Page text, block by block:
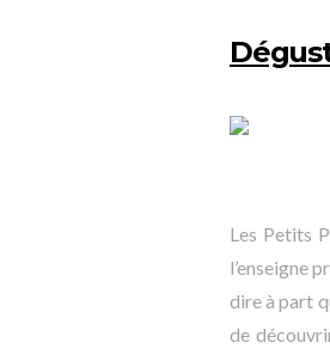
Les Petits
l’enseigne
dire à part
de